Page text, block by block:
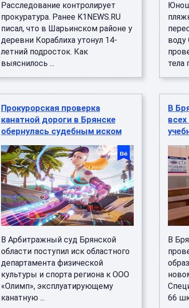
Расследование контролирует
прокуратура. Ранее K1NEWS.RU
писал, что в Шарьинском районе у
деревни Кораблиха утонул 14-
летний подросток. Как
выяснилось ...
воду
тела
Прокурорская проверка
канатной дороги в Брянске
обернулась судебным иском
В Арбитражный суд Брянской
области поступил иск областного
департамента физической
культуры и спорта региона к ООО
«Олимп», эксплуатирующему
канатную ...
В
В
66